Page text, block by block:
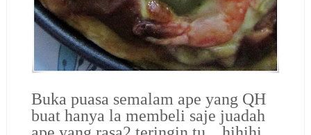
Buka puasa semalam ape yang QH
buat hanya la membeli saje juadah